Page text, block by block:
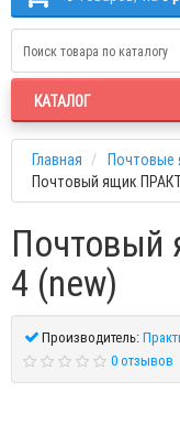
КАТАЛОГ
Главная
Почтовые
Почтовый ящик
Почтовый
4 (new)
Производитель:
0 отзывов